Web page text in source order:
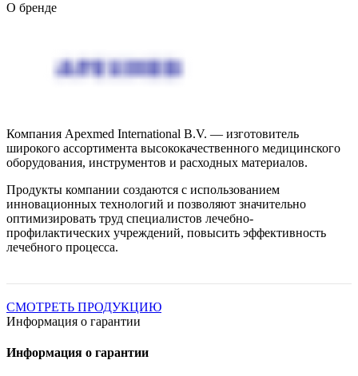
О бренде
Компания Apexmed International B.V. — изготовитель
широкого ассортимента высококачественного медицинского
оборудования, инструментов и расходных материалов.
Продукты компании создаются с использованием
инновационных технологий и позволяют значительно
оптимизировать труд специалистов лечебно-
профилактических учреждений, повысить эффективность
лечебного процесса.
СМОТРЕТЬ ПРОДУКЦИЮ
Информация о гарантии
Информация о гарантии